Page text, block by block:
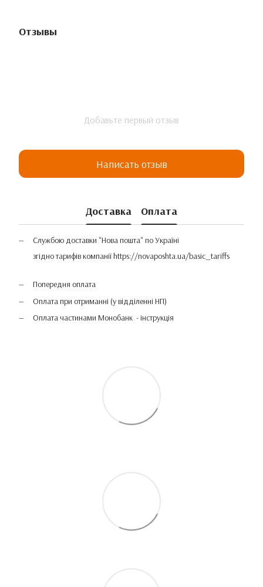
Отзывы
Добавьте первый отзыв
Написать отзыв
Доставка Оплата
Службою доставки "Нова пошта" по Україні
згідно тарифів компаніїhttps://novaposhta.ua/basic_tariffs
Попередня оплата
Оплата при отриманні (у відділенні НП)
Оплата частинами Монобанк - інструкція